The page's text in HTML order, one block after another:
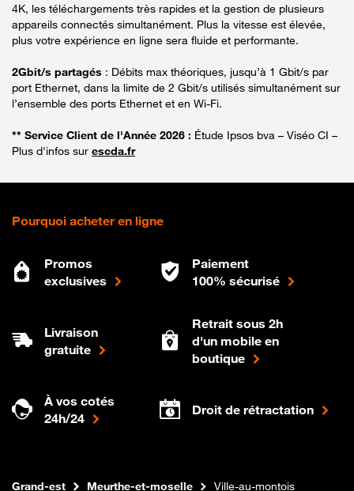
4K, les téléchargements très rapides et la gestion de plusieurs
appareils connectés simultanément. Plus la vitesse est élevée,
plus votre expérience en ligne sera fluide et performante.
2Gbit/s partagés : Débits max théoriques, jusqu’à 1 Gbit/s par
port Ethernet, dans la limite de 2 Gbit/s utilisés simultanément sur
l’ensemble des ports Ethernet et en Wi-Fi.
** Service Client de l'Année 2026 : Étude Ipsos bva – Viséo CI –
Plus d'infos sur escda.fr
Pourquoi acheter en ligne
Promos
exclusives
Paiement
100% sécurisé
Livraison
gratuite
Retrait sous 2h
d'un mobile en
boutique
À vos cotés
24h/24
Droit de rétractation
Boutique Orange
Internet fibre
Grand-est Meurthe-et-moselle Ville-au-montois